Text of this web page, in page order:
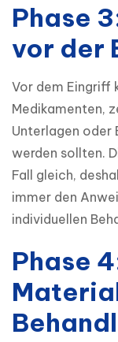
Phase
vor der
Vor dem Eingriff
Medikamenten,
Unterlagen oder
werden sollten.
Fall gleich,
immer den
individuellen
Phase